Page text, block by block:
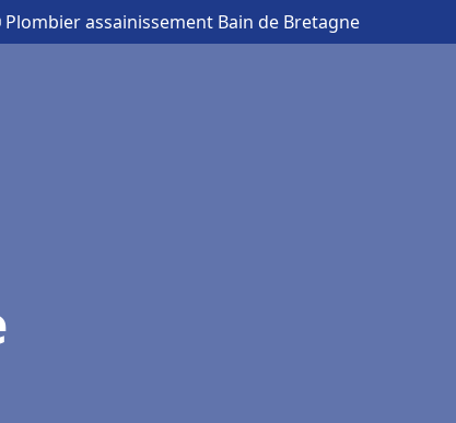
Plombier assainissement Bain de Bretagne